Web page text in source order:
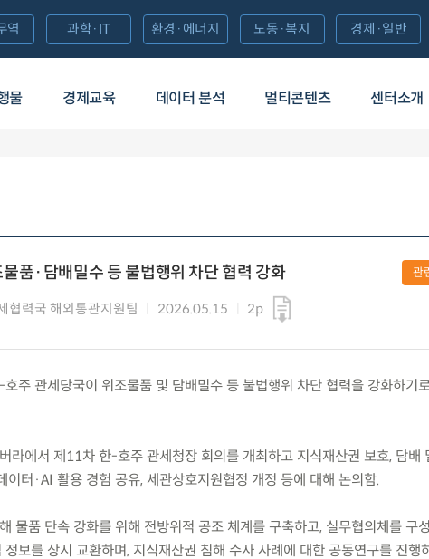
물 경제교육 데이터 분석 멀티콘텐츠 센터소개
역 과학·IT 환경·에너지 노동·복지 경제·일반
품·담배밀수 등 불법행위 차단 협력 강화
협력국 해외통관지원팀 2026.05.15 2p
관
주 관세당국이 위조물품 및 담배밀수 등 불법행위 차단 협력을 강화하기
라에서 제11차 한-호주 관세청장 회의를 개최하고 지식재산권 보호, 담배
이터·AI 활용 경험 공유, 세관상호지원협정 개정 등에 대해 논의함.
물품 단속 강화를 위해 전방위적 공조 체계를 구축하고, 실무협의체를 구
보를 상시 교환하며, 지식재산권 침해 수사 사례에 대한 공동연구를 진행